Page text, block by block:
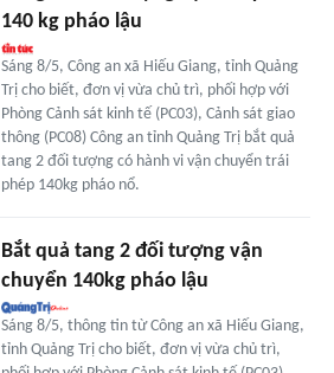
140 kg pháo lậu
Sáng 8/5, Công an xã Hiếu Giang, tỉnh Quảng
Trị cho biết, đơn vị vừa chủ trì, phối hợp với
Phòng Cảnh sát kinh tế (PC03), Cảnh sát giao
thông (PC08) Công an tỉnh Quảng Trị bắt quả
tang 2 đối tượng có hành vi vận chuyển trái
phép 140kg pháo nổ.
Bắt quả tang 2 đối tượng vận
chuyển 140kg pháo lậu
Sáng 8/5, thông tin từ Công an xã Hiếu Giang,
tỉnh Quảng Trị cho biết, đơn vị vừa chủ trì,